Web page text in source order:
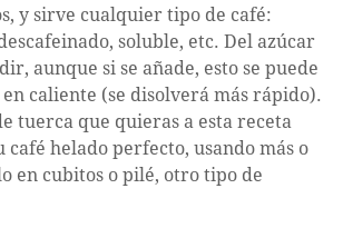
y sirve cualquier tipo de café:
soluble, etc. Del azúcar
aunque si se añade, esto se puede
caliente (se disolverá más rápido).
tuerca que quieras a esta receta
café helado perfecto, usando más o
en cubitos o pilé, otro tipo de